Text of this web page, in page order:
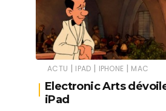
ACTU | IPAD | IPHONE | MAC
Electronic Arts
iPad